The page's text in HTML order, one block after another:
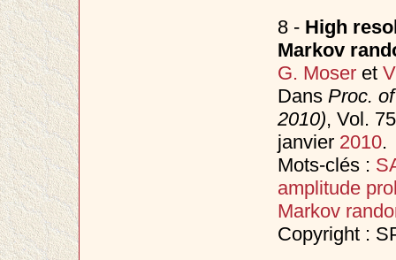
8 - High
Markov
G. Moseret
Dans Proc.
2010), Vol.
janvier 2010.
Mots-clés :
amplitude
Markov
Copyright :